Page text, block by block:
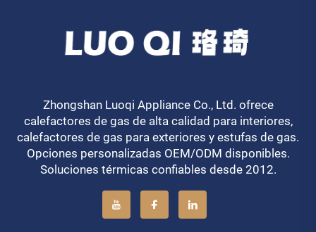
Zhongshan Luoqi Appliance Co., Ltd. ofrece
calefactores de gas de alta calidad para interiores,
calefactores de gas para exteriores y estufas de gas.
Opciones personalizadas OEM/ODM disponibles.
Soluciones térmicas confiables desde 2012.